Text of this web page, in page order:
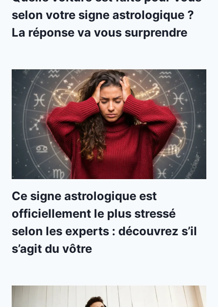
selon votre signe astrologique ?
La réponse va vous surprendre
Ce signe astrologique est
officiellement le plus stressé
selon les experts : découvrez s’il
s’agit du vôtre